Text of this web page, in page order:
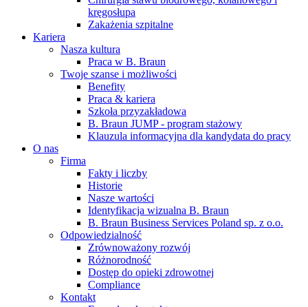
kręgosłupa
Zakażenia szpitalne
Kariera
Nasza kultura
Praca w B. Braun
Twoje szanse i możliwości
Benefity
Praca & kariera
Szkoła przyzakładowa
B. Braun JUMP - program stażowy
Klauzula informacyjna dla kandydata do pracy
O nas
Firma
Fakty i liczby
Historie
Nasze wartości
Identyfikacja wizualna B. Braun
B. Braun Business Services Poland sp. z o.o.
Odpowiedzialność
Zrównoważony rozwój
Różnorodność
Dostęp do opieki zdrowotnej
Compliance
Kontakt